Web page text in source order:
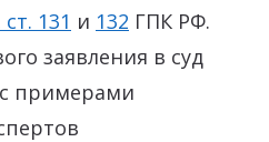
ст. 131 и 132 ГПК РФ.
заявления в суд
примерами